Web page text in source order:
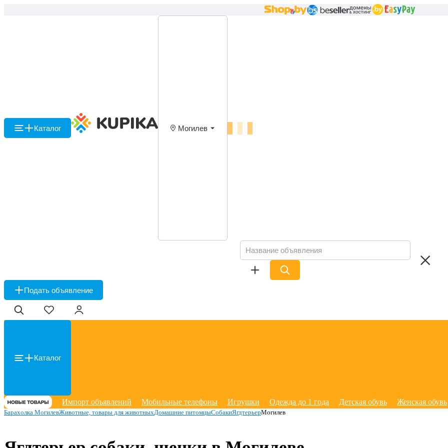
Каталог Могилев
Подать объявление
Каталог
Импорт объявлений Мобильные телефоны Игрушки Одежда до 1 года Детская обувь Женская обувь
Барахолка МогилевЖивотные, товары для животныхДомашние питомцыСобакиЯгдтерьерМогилев